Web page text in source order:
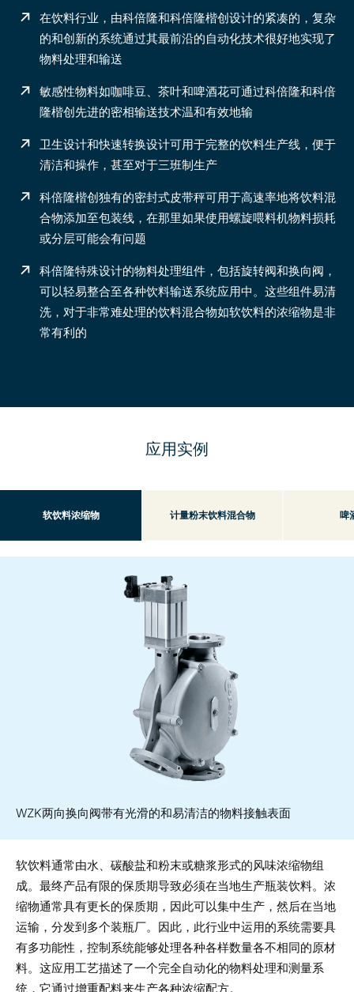
在饮料行业，由科倍隆和科倍隆楷创设计的紧凑的，复杂
的和创新的系统通过其最前沿的自动化技术很好地实现了
物料处理和输送
敏感性物料如咖啡豆、茶叶和啤酒花可通过科倍隆和科倍
隆楷创先进的密相输送技术温和有效地输
卫生设计和快速转换设计可用于完整的饮料生产线，便于
清洁和操作，甚至对于三班制生产
科倍隆楷创独有的密封式皮带秤可用于高速率地将饮料混
合物添加至包装线，在那里如果使用螺旋喂料机物料损耗
或分层可能会有问题
科倍隆特殊设计的物料处理组件，包括旋转阀和换向阀，
可以轻易整合至各种饮料输送系统应用中。这些组件易清
洗，对于非常难处理的饮料混合物如软饮料的浓缩物是非
常有利的
应用实例
软饮料浓缩物 计量粉末饮料混合物 啤
WZK两向换向阀带有光滑的和易清洁的物料接触表面
软饮料通常由水、碳酸盐和粉末或糖浆形式的风味浓缩物组
成。最终产品有限的保质期导致必须在当地生产瓶装饮料。浓
缩物通常具有更长的保质期，因此可以集中生产，然后在当地
运输，分发到多个装瓶厂。因此，此行业中运用的系统需要具
有多功能性，控制系统能够处理各种各样数量各不相同的原材
料。这应用工艺描述了一个完全自动化的物料处理和测量系
统，它通过增重配料来生产各种浓缩配方。